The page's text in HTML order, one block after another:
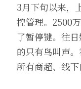
3月下旬以来，
控管理。2500
了暂停键。往
的只有鸟叫声
所有商超、线下